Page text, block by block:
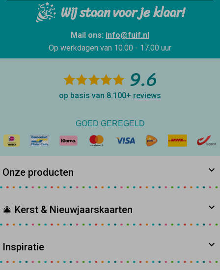
Wij staan voor je klaar!
Mail ons: info@fuif.nl
Op werkdagen van 10.00 - 17.00 uur
9.6
op basis van 8.100+ reviews
GOED GEREGELD
Onze producten
🎄 Kerst & Nieuwjaarskaarten
Inspiratie